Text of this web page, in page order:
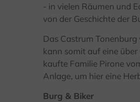
- in vielen Räumen und
von der Geschichte der
Das Castrum
kann somit auf eine
kaufte Familie Pirone
Anlage, um hier eine
Burg & Biker